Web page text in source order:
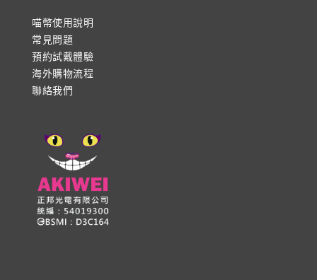
喵幣使用說明
常見問題
預約試戴體驗
海外購物流程
聯絡我們